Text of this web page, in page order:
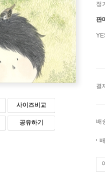
사이즈비교
공유하기
정
판
결
배